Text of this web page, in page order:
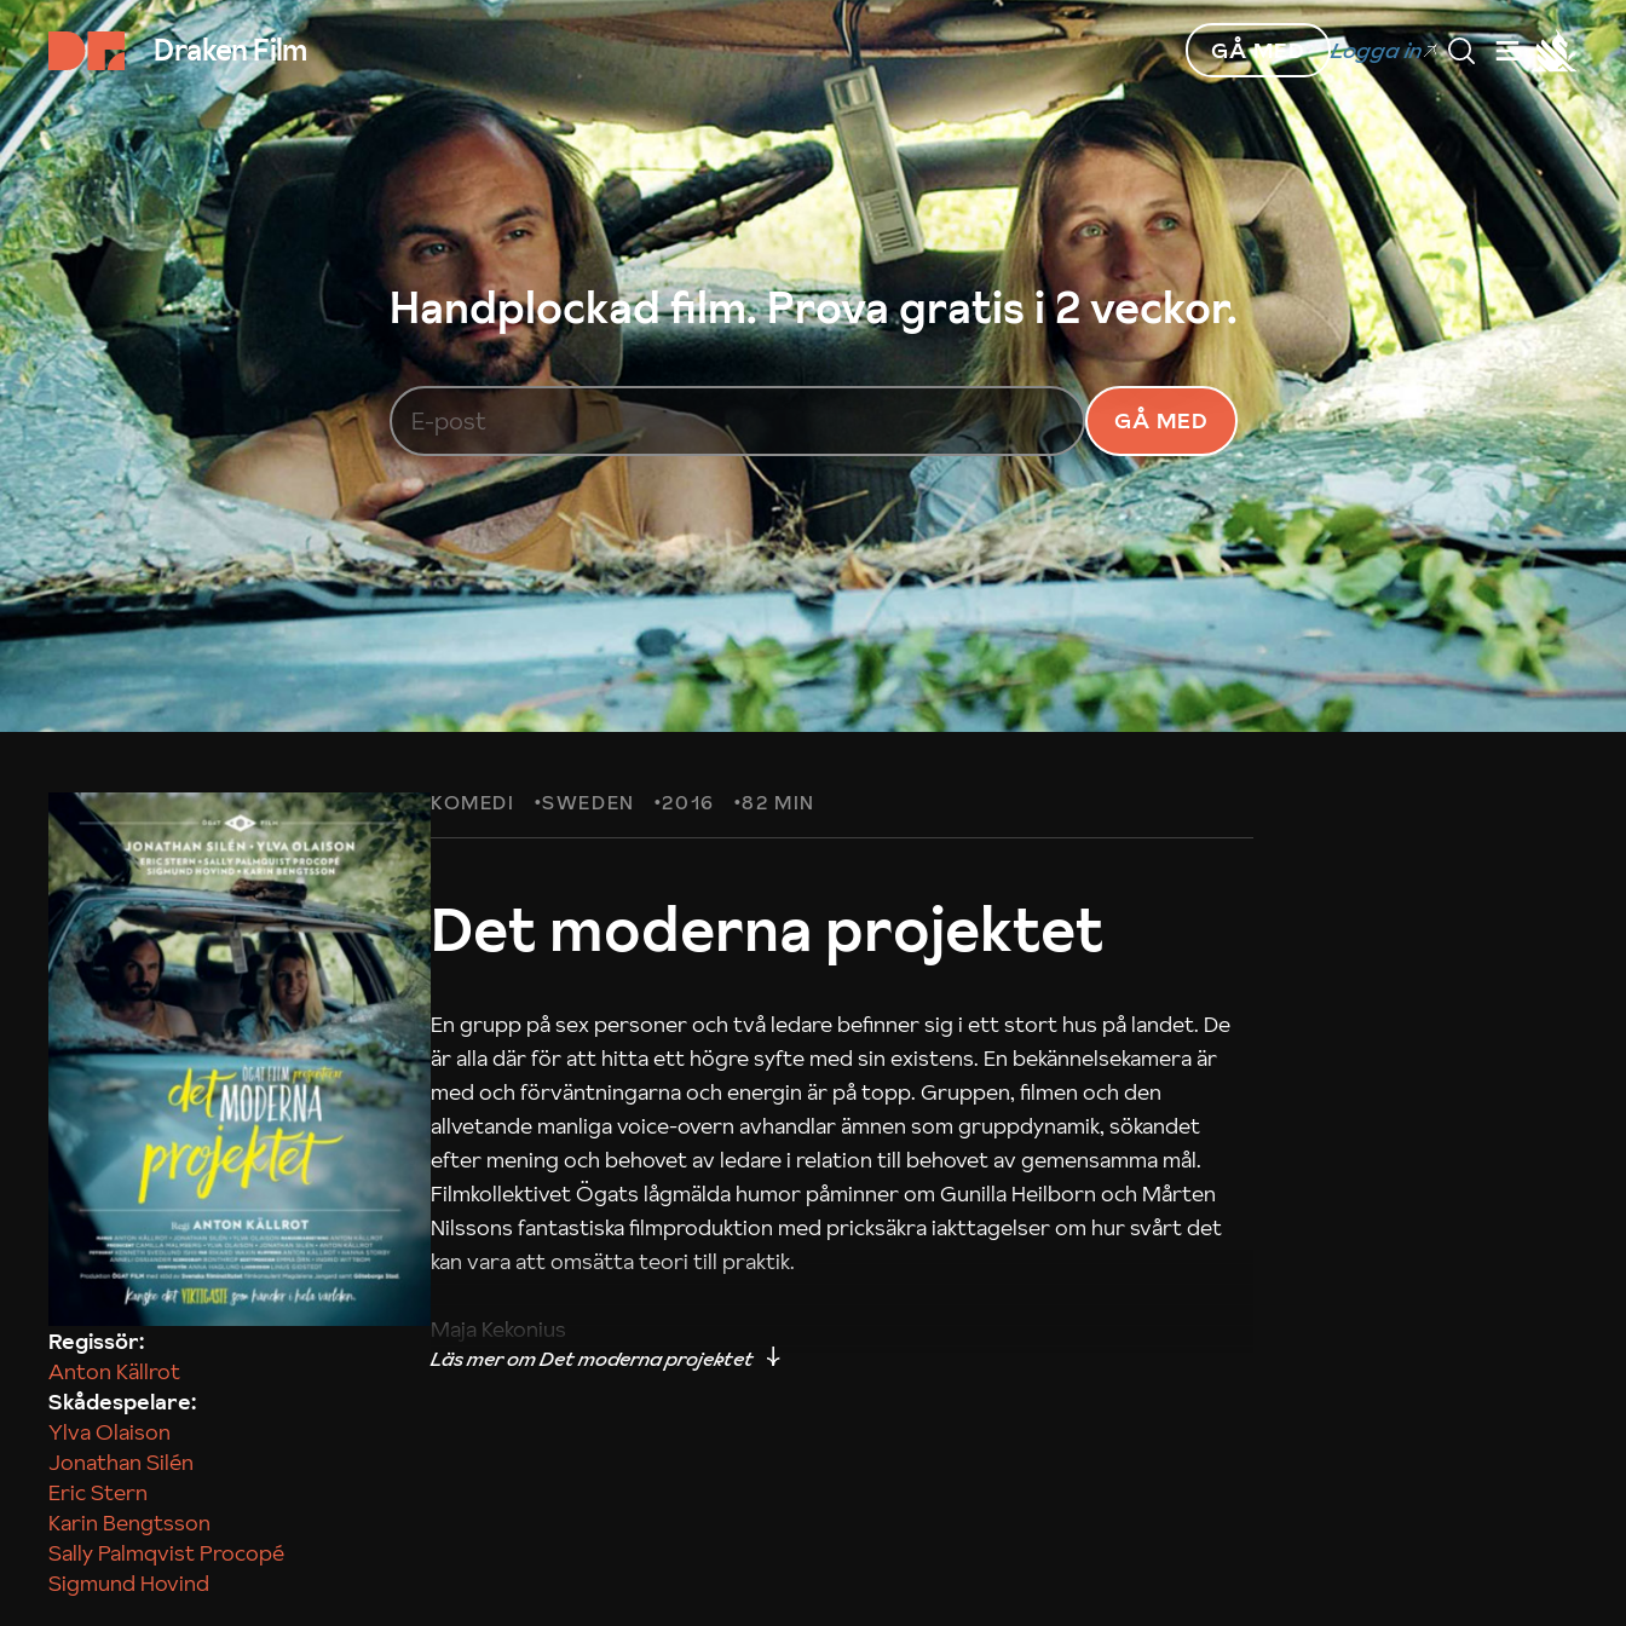
Draken Film GÅ MED Logga in
Handplockad film. Prova gratis i 2 veckor.
GÅ MED
KOMEDI SWEDEN 2016 82 MIN
Det moderna projektet
En grupp på sex personer och två ledare befinner sig i ett stort hus på landet. De
är alla där för att hitta ett högre syfte med sin existens. En bekännelsekamera är
med och förväntningarna och energin är på topp. Gruppen, filmen och den
allvetande manliga voice-overn avhandlar ämnen som gruppdynamik, sökandet
efter mening och behovet av ledare i relation till behovet av gemensamma mål.
Filmkollektivet Ögats lågmälda humor påminner om Gunilla Heilborn och Mårten
Nilssons fantastiska filmproduktion med pricksäkra iakttagelser om hur svårt det
kan vara att omsätta teori till praktik.
Maja Kekonius
Regissör:
Anton Källrot
Skådespelare:
Ylva Olaison
Jonathan Silén
Eric Stern
Karin Bengtsson
Sally Palmqvist Procopé
Sigmund Hovind